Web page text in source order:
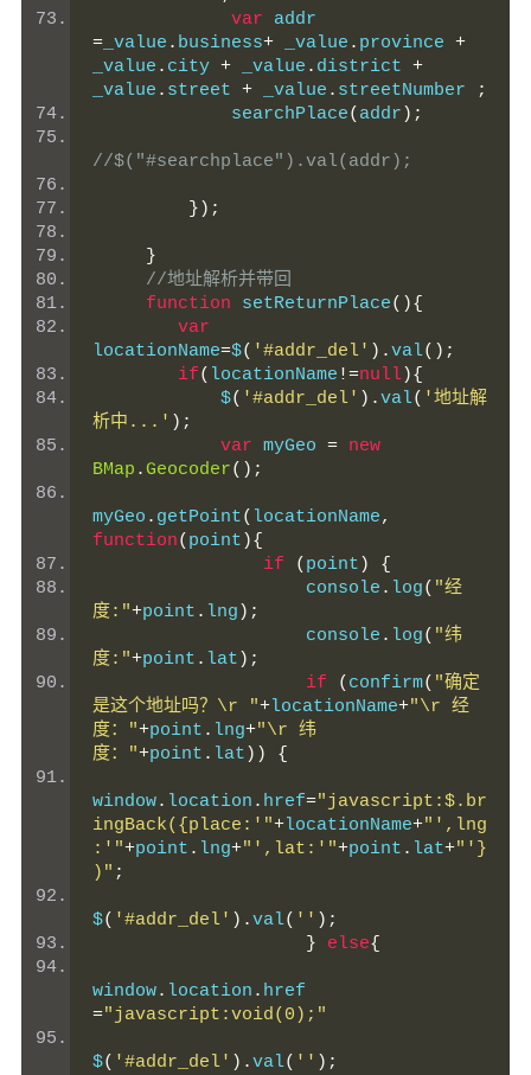
var
= _value . business+ _value . province +
_value . city + _value . district +
_value . street + _value . streetNumber
;
             searchPlace
( addr );
//$("#searchplace").val(addr);
});
}
//地址解析并带回
function setReturnPlace(){
var
locationName=$( '#addr_del' ).val();
if( locationName !=null){
            $
( '#addr_del' ).val( '地址解
析中...' );
var myGeo = new
BMap .Geocoder();
myGeo . getPoint( locationName,
function( point ){
if
( point )
{
                    console
. log( "经
度:"+point . lng );
                    console
. log( "纬
度:"+point . lat );
if
( confirm( "确定
是这个地址吗？\r "+locationName+"\r 经
度："+point . lng+"\r 纬
度："+point . lat )) {
window. location . href="javascript:$.br
ingBack({place:'"+locationName+"',lng
:'"+point . lng+"',lat:'"+point . lat+"'}
)" ;
$( '#addr_del' ).val( '' );
}
else{
window. location .
="javascript:void(0);"
$( '#addr_del' ).val( '' );